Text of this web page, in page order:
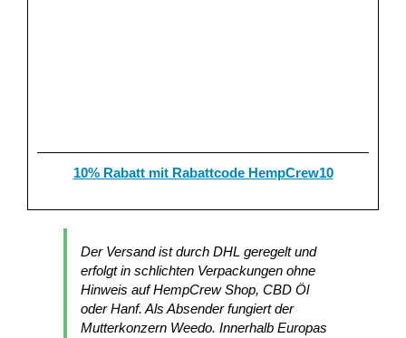
10% Rabatt mit Rabattcode HempCrew10
Der Versand ist durch DHL geregelt und
erfolgt in schlichten Verpackungen ohne
Hinweis auf HempCrew Shop, CBD Öl
oder Hanf. Als Absender fungiert der
Mutterkonzern Weedo. Innerhalb Europas